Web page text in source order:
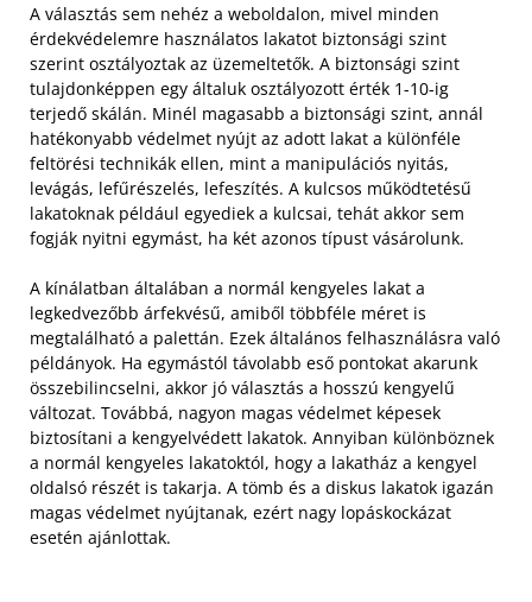
A választás sem nehéz a weboldalon, mivel minden
érdekvédelemre használatos lakatot biztonsági szint
szerint osztályoztak az üzemeltetők. A biztonsági szint
tulajdonképpen egy általuk osztályozott érték 1-10-ig
terjedő skálán. Minél magasabb a biztonsági szint, annál
hatékonyabb védelmet nyújt az adott lakat a különféle
feltörési technikák ellen, mint a manipulációs nyitás,
levágás, lefűrészelés, lefeszítés. A kulcsos működtetésű
lakatoknak például egyediek a kulcsai, tehát akkor sem
fogják nyitni egymást, ha két azonos típust vásárolunk.
A kínálatban általában a normál kengyeles lakat a
legkedvezőbb árfekvésű, amiből többféle méret is
megtalálható a palettán. Ezek általános felhasználásra való
példányok. Ha egymástól távolabb eső pontokat akarunk
összebilincselni, akkor jó választás a hosszú kengyelű
változat. Továbbá, nagyon magas védelmet képesek
biztosítani a kengyelvédett lakatok. Annyiban különböznek
a normál kengyeles lakatoktól, hogy a lakatház a kengyel
oldalsó részét is takarja. A tömb és a diskus lakatok igazán
magas védelmet nyújtanak, ezért nagy lopáskockázat
esetén ajánlottak.